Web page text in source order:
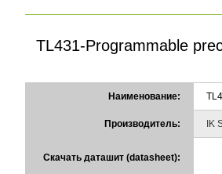
TL431-Programmable
Наименование:
Производитель: IK
Скачать даташит (datasheet):